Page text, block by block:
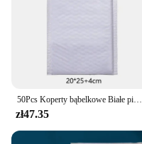
protection, ensuring
Whether you're
business document,
**Eco-Friendly and
In an era where
50Pcs Koperty bąbelkowe Białe piankowe torby wysyłkowe Poly Bubble Mailers Pad Samozamykające się torby do pakowania magazynów 15cm 18cm 23cm 25cm
zł47.35